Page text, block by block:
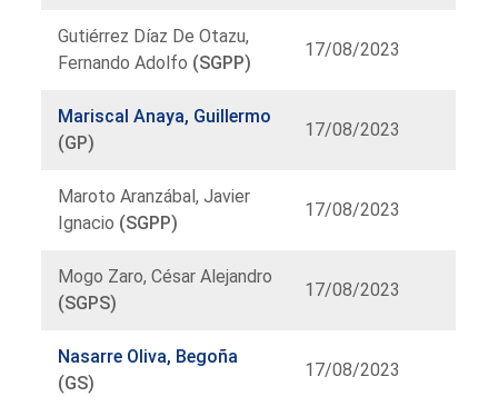
Gutiérrez Díaz De Otazu,
Fernando Adolfo (SGPP)
17/08/2023
Mariscal Anaya, Guillermo
(GP)
17/08/2023
Maroto Aranzábal, Javier
Ignacio (SGPP)
17/08/2023
Mogo Zaro, César Alejandro
(SGPS)
17/08/2023
Nasarre Oliva, Begoña
(GS)
17/08/2023